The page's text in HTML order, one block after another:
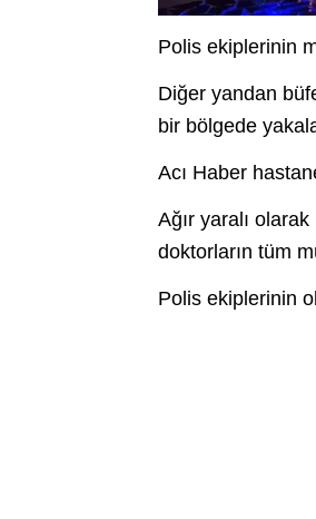
Polis ekiplerinin
Diğer yandan
bir bölgede
Acı Haber
Ağır yaralı
doktorların tüm
Polis ekiplerinin